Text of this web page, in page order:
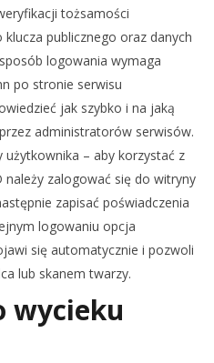
tożsamości
publicznego oraz danych
logowania wymaga
po stronie serwisu
jak szybko i na jaką
administratorów serwisów.
użytkownika – aby korzystać z
zalogować się do witryny
zapisać poświadczenia
logowaniu opcja
się automatycznie i pozwoli
lub skanem twarzy.
wycieku